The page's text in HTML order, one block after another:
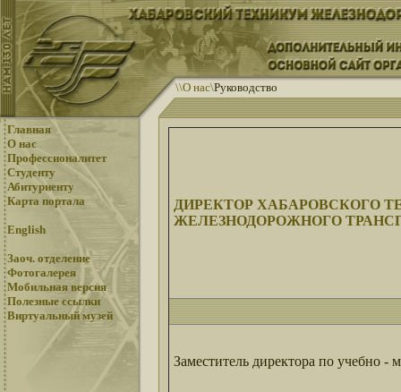
\\О нас\Руководство
Главная
О нас
Профессионалитет
Студенту
Абитуриенту
Карта портала
English
Заоч. отделение
Фотогалерея
Мобильная версия
Полезные ссылки
Виртуальный музей
ДИРЕКТОР ХАБАРОВСКОГО
ЖЕЛЕЗНОДОРОЖНОГО
Заместитель директора по учебно -